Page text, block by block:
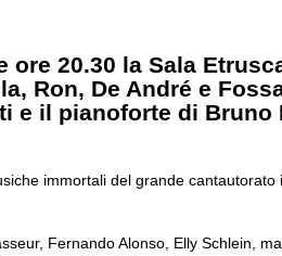
ore 20.30 la Sala
Ron, De André e
e il pianoforte di Bruno
immortali del grande
Fernando Alonso, Elly Schlein,